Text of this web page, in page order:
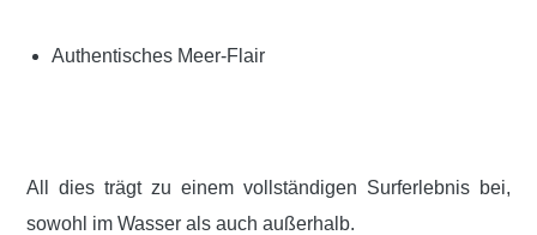
Authentisches Meer-Flair
All dies trägt zu einem vollständigen Surferlebnis bei,
sowohl im Wasser als auch außerhalb.